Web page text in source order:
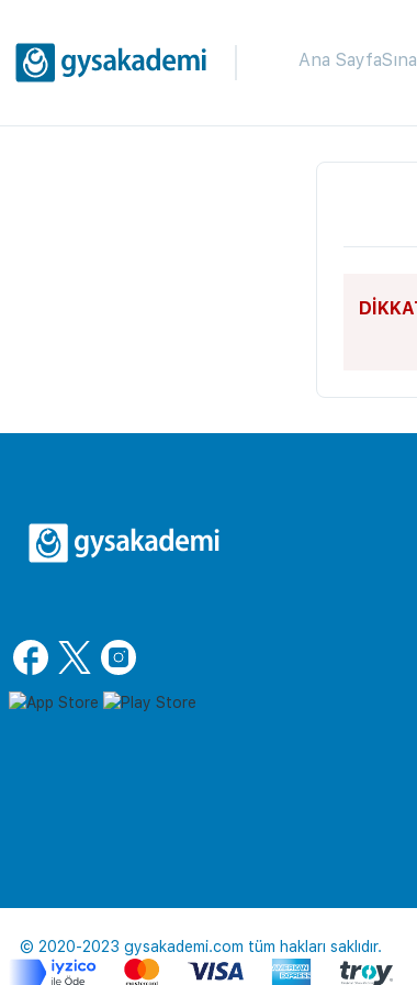
Ana Sayfa
© 2020-2023 gysakademi.com tüm hakları saklıdır.